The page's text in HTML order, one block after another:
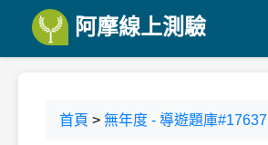
阿摩線上測驗
首頁 > 無年度 - 導遊題庫#17637